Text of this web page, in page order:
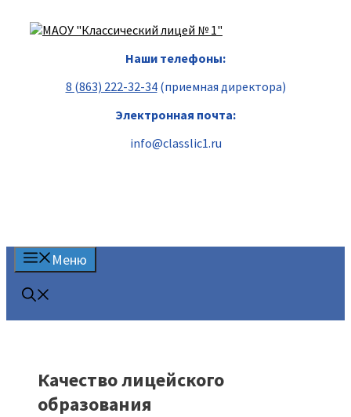
Наши телефоны:
8 (863) 222-32-34(приемная директора)
Электронная почта:
info@classlic1.ru
Меню
Качество лицейского
образования